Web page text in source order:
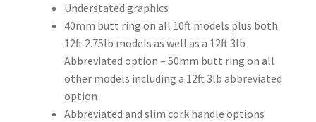
Understated graphics
40mm butt ring on all 10ft models plus both
12ft 2.75lb models as well as a 12ft 3lb
Abbreviated option – 50mm butt ring on all
other models including a 12ft 3lb abbreviated
option
Abbreviated and slim cork handle options